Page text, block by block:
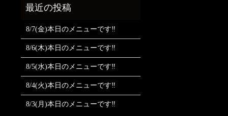
8/7(金)本日のメニューです‼️
8/6(木)本日のメニューです‼️
8/5(水)本日のメニューです‼️
8/4(火)本日のメニューです‼️
8/3(月)本日のメニューです‼️